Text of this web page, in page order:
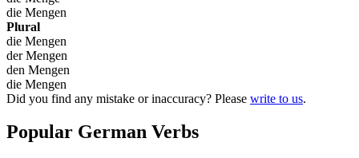
die Mengen
Plural
die Mengen
der Mengen
den Mengen
die Mengen
Did you find any mistake or inaccuracy? Please write to us.
Popular German Verbs